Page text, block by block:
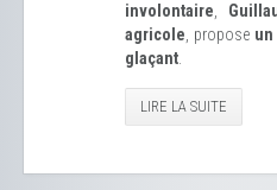
involontaire
agricole , propose
glaçant
LIRE LA SUITE